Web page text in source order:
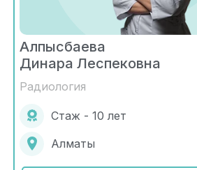
Алпысбаева
Динара Леспековна
Радиология
Стаж - 10 лет
Алматы